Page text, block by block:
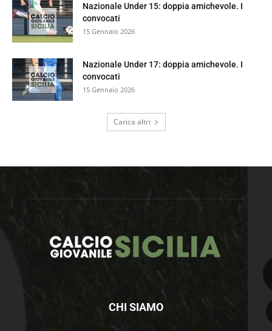
Nazionale Under 15: doppia amichevole. I
convocati
15 Gennaio 2026
Nazionale Under 17: doppia amichevole. I
convocati
15 Gennaio 2026
Carica altri
CHI SIAMO